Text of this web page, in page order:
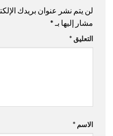
لن يتم نشر عنوان بريدك
مشار إليها بـ *
التعليق *
الاسم *